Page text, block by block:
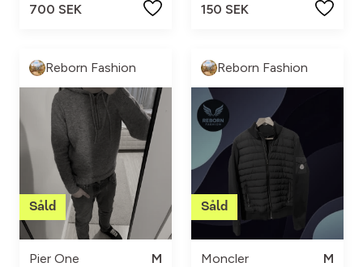
700 SEK
150 SEK
Reborn Fashion
Pier One
M
Reborn Fashion
Moncler
M